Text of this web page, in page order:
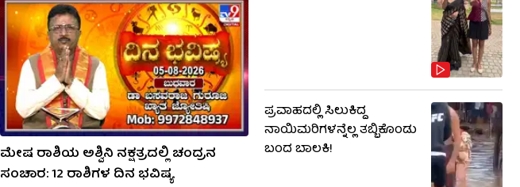
ಮೇಷ ರಾಶಿಯ ಅಶ್ವಿನಿ ನಕ್ಷತ್ರದಲ್ಲಿ ಚಂದ್ರನ
ಸಂಚಾರ: 12 ರಾಶಿಗಳ ದಿನ ಭವಿಷ್ಯ
ಪ್ರವಾಹದಲ್ಲಿ ಸಿಲುಕಿದ್ದ
ನಾಯಿಮರಿಗಳನ್ನೆಲ್ಲ ತಬ್ಬಿಕೊಂಡು
ಬಂದ ಬಾಲಕಿ!